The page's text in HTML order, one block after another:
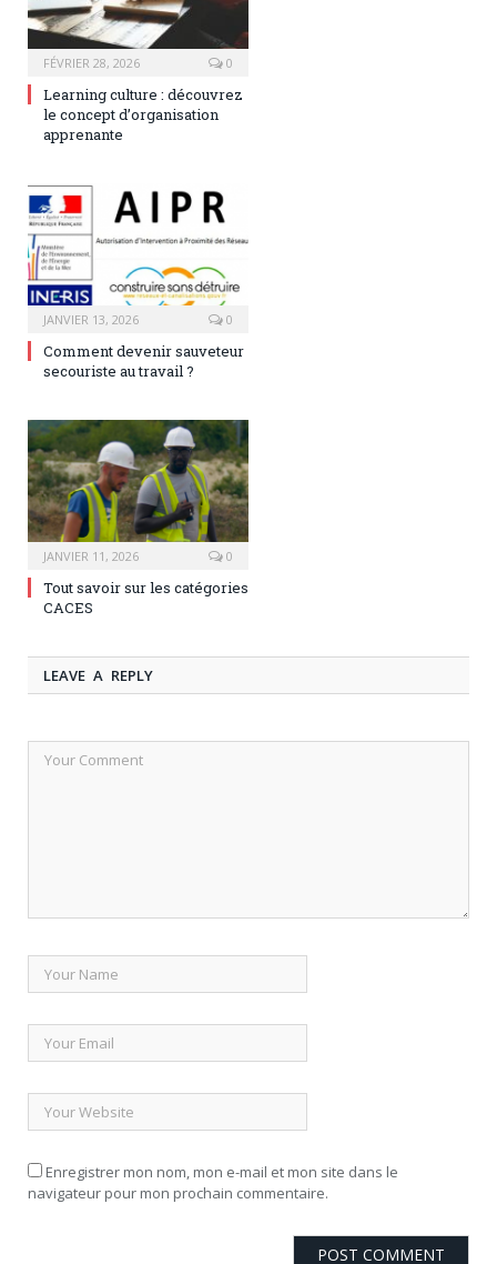
FÉVRIER 28, 2026 0
Learning culture : découvrez
le concept d’organisation
apprenante
JANVIER 13, 2026 0
Comment devenir sauveteur
secouriste au travail ?
JANVIER 11, 2026 0
Tout savoir sur les catégories
CACES
LEAVE A REPLY
Enregistrer mon nom, mon e-mail et mon site dans le
navigateur pour mon prochain commentaire.